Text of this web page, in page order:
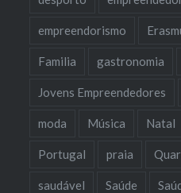
empreendorismo
Familia gastronomia
Jovens Empreendedores
moda Música Natal
Portugal praia
saudável Saúde